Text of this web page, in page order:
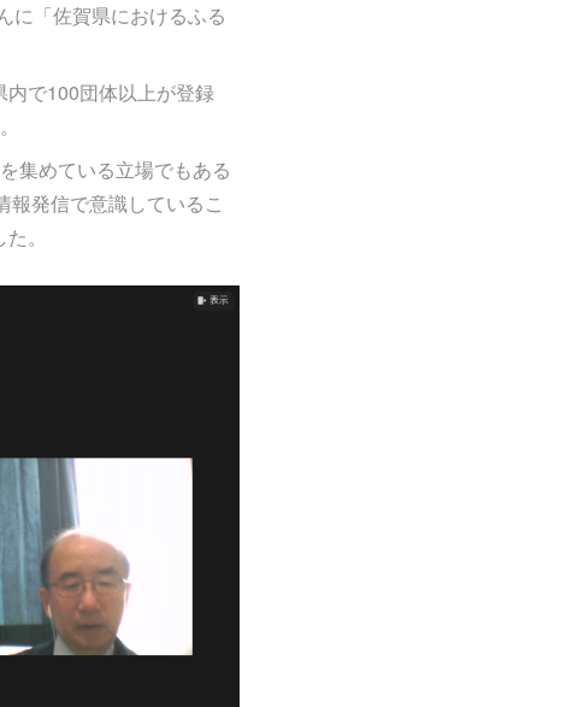
に「佐賀県におけるふる
で100団体以上が登録
集めている立場でもある
発信で意識しているこ
。